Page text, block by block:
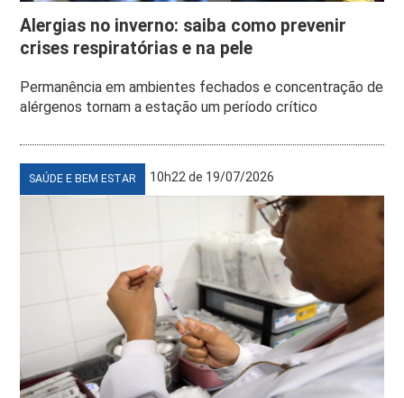
Alergias no inverno: saiba como prevenir
crises respiratórias e na pele
Permanência em ambientes fechados e concentração de
alérgenos tornam a estação um período crítico
SAÚDE E BEM ESTAR 10h22 de 19/07/2026